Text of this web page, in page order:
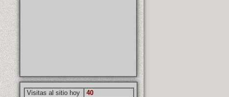
Visitas al sitio hoy
40